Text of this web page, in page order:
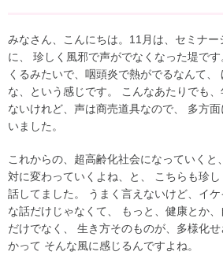
みなさん、こんにちは。11月は、セミナ
に、 珍しく風邪で声がでなくなった堤で
くるみたいで、咽頭炎で熱がでるなんて、
な、という感じです。 こんなあたりでも
ないけれど、声は商売道具なので、 多方
いました。
これからの、超高齢化社会になっていくと
対に変わっていくよね、と、 こちらも珍
話してました。 うまく言えないけど、イ
な話だけじゃなくて、 もっと、健康とか
だけでなく、 生き方そのものが、多様化
かって そんな風に感じるんですよね。